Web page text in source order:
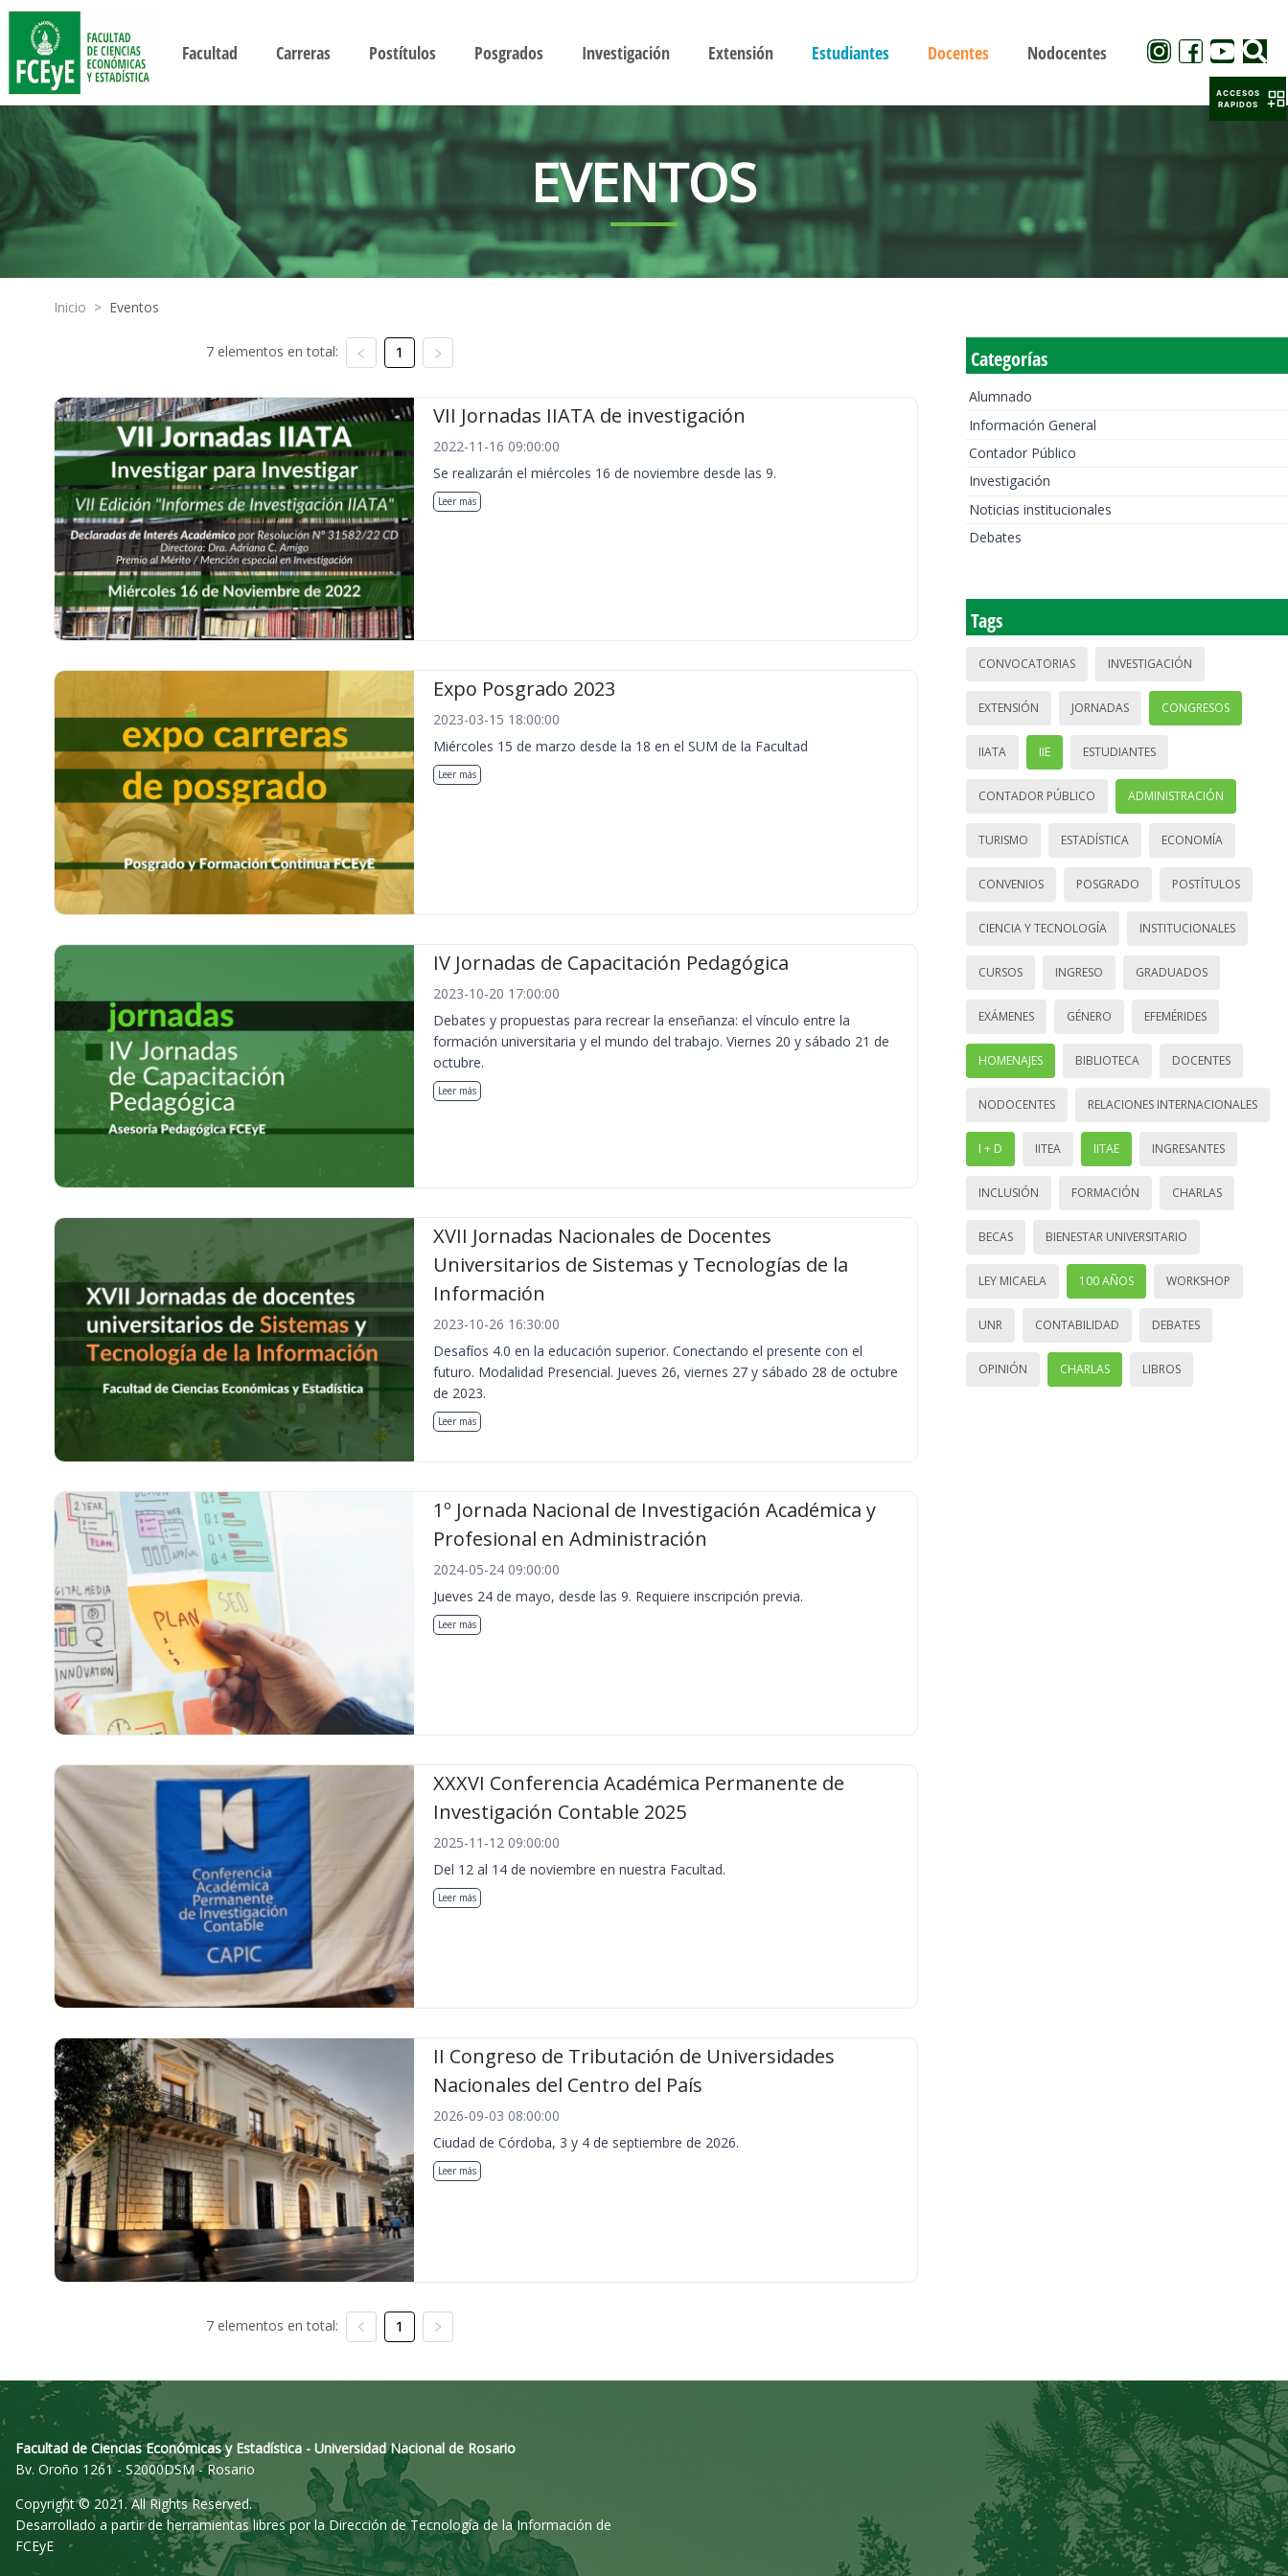
Facultad Carreras Postítulos Posgrados Investigación Extensión Estudiantes Docentes Nodocentes
EVENTOS
Inicio > Eventos
7 elementos en total: 1
VII Jornadas IIATA de investigación
2022-11-16 09:00:00
Se realizarán el miércoles 16 de noviembre desde las 9.
Leer más
Expo Posgrado 2023
2023-03-15 18:00:00
Miércoles 15 de marzo desde la 18 en el SUM de la Facultad
Leer más
IV Jornadas de Capacitación Pedagógica
2023-10-20 17:00:00
Debates y propuestas para recrear la enseñanza: el vínculo entre la
formación universitaria y el mundo del trabajo. Viernes 20 y sábado 21 de
octubre.
Leer más
XVII Jornadas Nacionales de Docentes
Universitarios de Sistemas y Tecnologías de la
Información
2023-10-26 16:30:00
Desafíos 4.0 en la educación superior. Conectando el presente con el
futuro. Modalidad Presencial. Jueves 26, viernes 27 y sábado 28 de octubre
de 2023.
Leer más
1º Jornada Nacional de Investigación Académica y
Profesional en Administración
2024-05-24 09:00:00
Jueves 24 de mayo, desde las 9. Requiere inscripción previa.
Leer más
XXXVI Conferencia Académica Permanente de
Investigación Contable 2025
2025-11-12 09:00:00
Del 12 al 14 de noviembre en nuestra Facultad.
Leer más
II Congreso de Tributación de Universidades
Nacionales del Centro del País
2026-09-03 08:00:00
Ciudad de Córdoba, 3 y 4 de septiembre de 2026.
Leer más
7 elementos en total: 1
Categorías
Alumnado
Información General
Contador Público
Investigación
Noticias institucionales
Debates
Tags
CONVOCATORIAS INVESTIGACIÓN
EXTENSIÓN JORNADAS CONGRESOS
IIATA IIE ESTUDIANTES
CONTADOR PÚBLICO ADMINISTRACIÓN
TURISMO ESTADÍSTICA ECONOMÍA
CONVENIOS POSGRADO POSTÍTULOS
CIENCIA Y TECNOLOGÍA INSTITUCIONALES
CURSOS INGRESO GRADUADOS
EXÁMENES GÉNERO EFEMÉRIDES
HOMENAJES BIBLIOTECA DOCENTES
NODOCENTES RELACIONES INTERNACIONALES
I + D IITEA IITAE INGRESANTES
INCLUSIÓN FORMACIÓN CHARLAS
BECAS BIENESTAR UNIVERSITARIO
LEY MICAELA 100 AÑOS WORKSHOP
UNR CONTABILIDAD DEBATES
OPINIÓN CHARLAS LIBROS
Facultad de Ciencias Económicas y Estadística - Universidad Nacional de Rosario
Bv. Oroño 1261 - S2000DSM - Rosario
Copyright © 2021. All Rights Reserved.
Desarrollado a partir de herramientas libres por la Dirección de Tecnología de la Información de
FCEyE
ACCESOS
RAPIDOS